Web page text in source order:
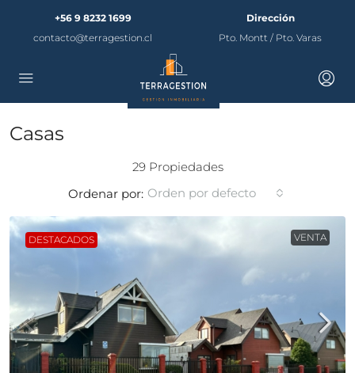
+56 9 8232 1699
contacto@terragestion.cl
Dirección
Pto. Montt / Pto. Varas
Casas
29 Propiedades
Ordenar por: Orden por defecto
DESTACADOS VENTA